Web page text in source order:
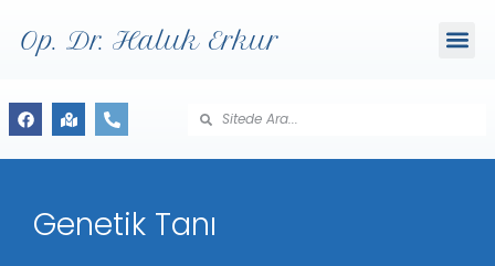
Op. Dr. Haluk Erkur
Genetik Tanı